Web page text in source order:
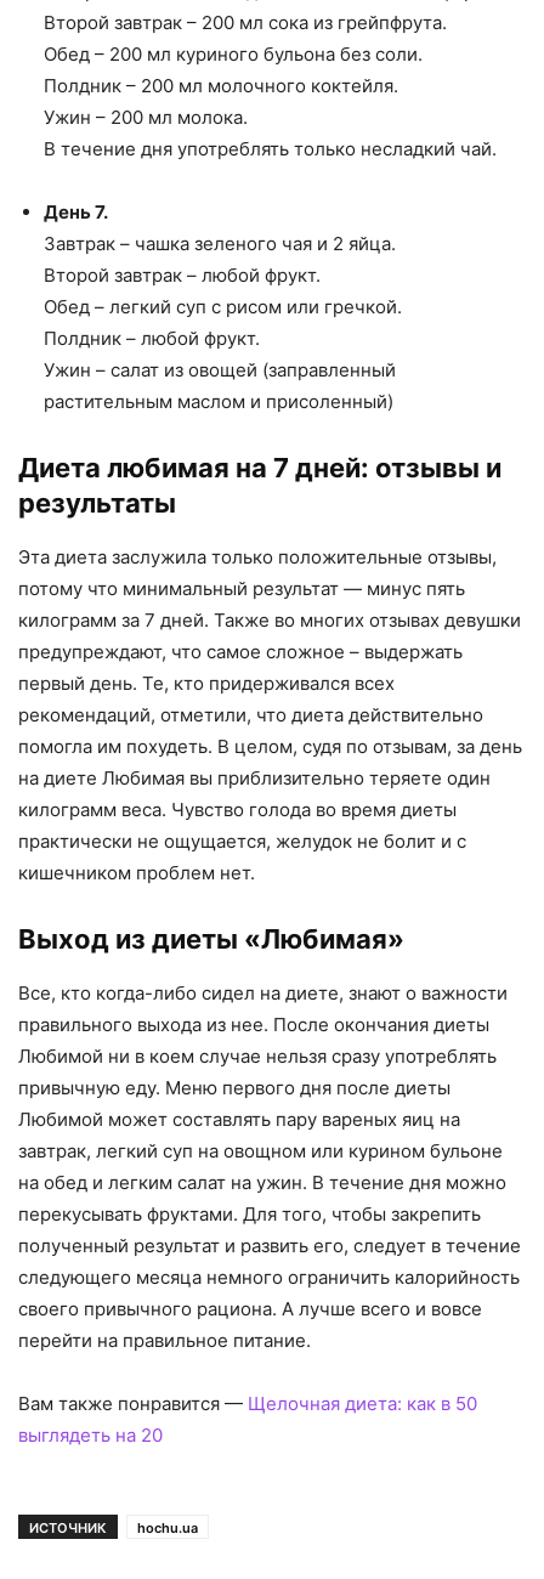
Второй завтрак – 200 мл сока из грейпфрута.
Обед – 200 мл куриного бульона без соли.
Полдник – 200 мл молочного коктейля.
Ужин – 200 мл молока.
В течение дня употреблять только несладкий чай.
День 7.
Завтрак – чашка зеленого чая и 2 яйца.
Второй завтрак – любой фрукт.
Обед – легкий суп с рисом или гречкой.
Полдник – любой фрукт.
Ужин – салат из овощей (заправленный
растительным маслом и присоленный)
Диета любимая на 7 дней: отзывы и
результаты
Эта диета заслужила только положительные отзывы,
потому что минимальный результат — минус пять
килограмм за 7 дней. Также во многих отзывах девушки
предупреждают, что самое сложное – выдержать
первый день. Те, кто придерживался всех
рекомендаций, отметили, что диета действительно
помогла им похудеть. В целом, судя по отзывам, за день
на диете Любимая вы приблизительно теряете один
килограмм веса. Чувство голода во время диеты
практически не ощущается, желудок не болит и с
кишечником проблем нет.
Выход из диеты «Любимая»
Все, кто когда-либо сидел на диете, знают о важности
правильного выхода из нее. После окончания диеты
Любимой ни в коем случае нельзя сразу употреблять
привычную еду. Меню первого дня после диеты
Любимой может составлять пару вареных яиц на
завтрак, легкий суп на овощном или курином бульоне
на обед и легким салат на ужин. В течение дня можно
перекусывать фруктами. Для того, чтобы закрепить
полученный результат и развить его, следует в течение
следующего месяца немного ограничить калорийность
своего привычного рациона. А лучше всего и вовсе
перейти на правильное питание.
Вам также понравится — Щелочная диета: как в 50
выглядеть на 20
ИСТОЧНИК hochu.ua